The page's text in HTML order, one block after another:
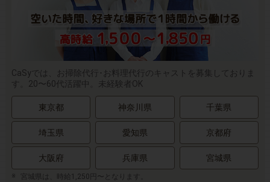
CaSyでは、お掃除代行･お料理代行のキャストを募集しておりま
す。20〜60代活躍中。未経験者OK
東京都 神奈川県 千葉県
埼玉県 愛知県 京都府
大阪府 兵庫県 宮城県
宮城県は、時給1,250円〜となります。